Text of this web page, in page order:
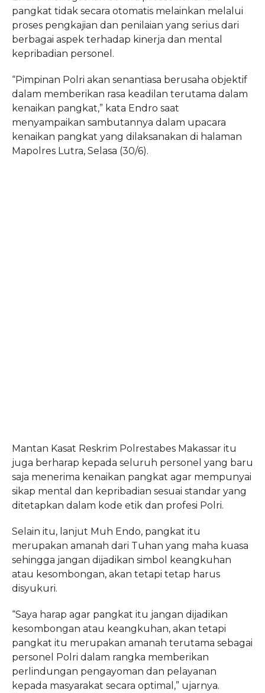
pangkat tidak secara otomatis melainkan melalui
proses pengkajian dan penilaian yang serius dari
berbagai aspek terhadap kinerja dan mental
kepribadian personel.
“Pimpinan Polri akan senantiasa berusaha objektif
dalam memberikan rasa keadilan terutama dalam
kenaikan pangkat,” kata Endro saat
menyampaikan sambutannya dalam upacara
kenaikan pangkat yang dilaksanakan di halaman
Mapolres Lutra, Selasa (30/6).
Mantan Kasat Reskrim Polrestabes Makassar itu
juga berharap kepada seluruh personel yang baru
saja menerima kenaikan pangkat agar mempunyai
sikap mental dan kepribadian sesuai standar yang
ditetapkan dalam kode etik dan profesi Polri.
Selain itu, lanjut Muh Endo, pangkat itu
merupakan amanah dari Tuhan yang maha kuasa
sehingga jangan dijadikan simbol keangkuhan
atau kesombongan, akan tetapi tetap harus
disyukuri.
“Saya harap agar pangkat itu jangan dijadikan
kesombongan atau keangkuhan, akan tetapi
pangkat itu merupakan amanah terutama sebagai
personel Polri dalam rangka memberikan
perlindungan pengayoman dan pelayanan
kepada masyarakat secara optimal,” ujarnya.